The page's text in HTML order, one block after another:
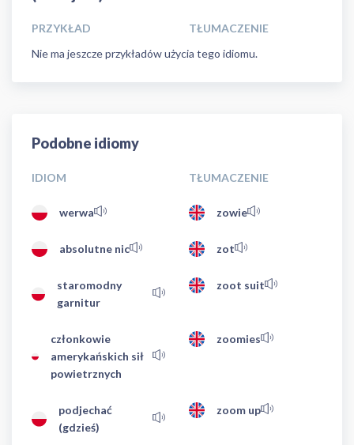
PRZYKŁAD
TŁUMACZENIE
Nie ma jeszcze przykładów użycia tego idiomu.
Podobne idiomy
IDIOM TŁUMACZENIE
werwa zowie
absolutne nic zot
staromodny
garnitur
zoot suit
członkowie
amerykańskich sił
powietrznych
zoomies
podjechać
(gdzieś)
zoom up